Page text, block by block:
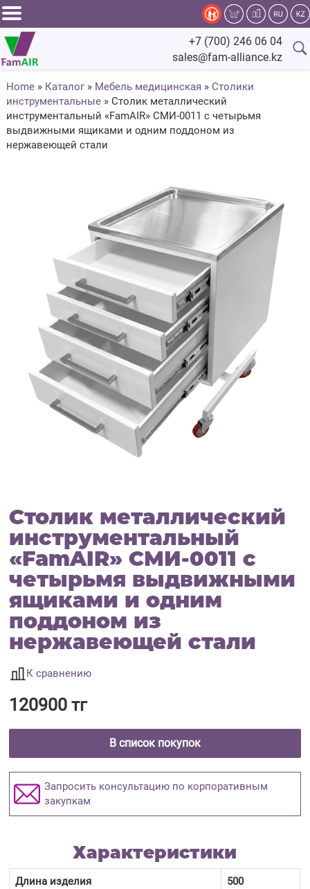
Задать
вопрос
специалисту
Главная
Каталог
Компания
Fam.Alliance
+7 (700) 246 06 04
sales@fam-alliance.kz
Home » Каталог » Мебель медицинская » Столики
инструментальные »Столик металлический
инструментальный «FamAIR» СМИ-0011 с четырьмя
выдвижными ящиками и одним поддоном из
нержавеющей стали
Столик металлический
инструментальный
«FamAIR» СМИ-0011 с
четырьмя выдвижными
ящиками и одним
поддоном из
нержавеющей стали
К сравнению
120900 тг
В список покупок
Запросить консультацию по корпоративным
закупкам
Характеристики
Длина изделия 500